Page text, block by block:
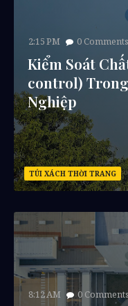
TÚI XÁCH THỜI TRANG
2:15 PM 0 Comments
Kiểm Soát
control)
Nghiệp
8:12 AM 0 Comments